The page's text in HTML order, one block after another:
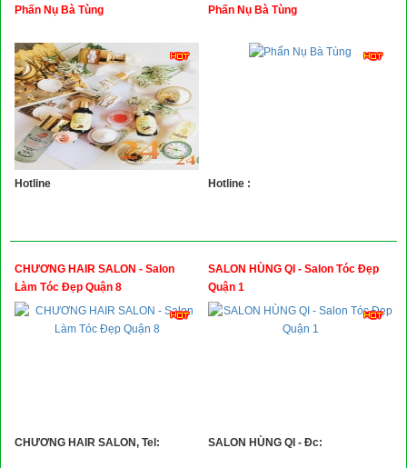
Phấn Nụ Bà Tùng
Hotline
Phấn Nụ Bà Tùng
Hotline :
CHƯƠNG HAIR SALON - Salon
Làm Tóc Đẹp Quận 8
CHƯƠNG HAIR SALON, Tel:
SALON HÙNG QI - Salon Tóc Đẹp
Quận 1
SALON HÙNG QI - Đc: